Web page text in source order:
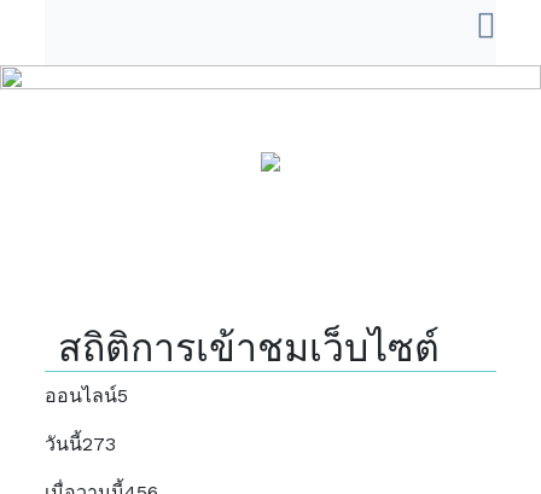
สถิติการเข้าชมเว็บไซต์
ออนไลน์5
วันนี้273